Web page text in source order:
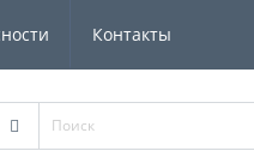
Контакты